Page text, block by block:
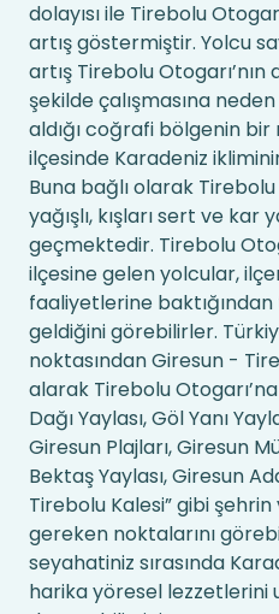
dolayısı ile Tirebolu
artış göstermiştir. Yolcu
artış Tirebolu
şekilde çalışmasına
aldığı coğrafi bölgenin
ilçesinde Karadeniz
Buna bağlı olarak Tirebolu
yağışlı, kışları sert ve kar
geçmektedir. Tirebolu
ilçesine gelen yolcular,
faaliyetlerine
geldiğini görebilirler.
noktasından Giresun -
alarak Tirebolu Otogarı’na
Dağı Yaylası, Göl Yanı
Giresun Plajları, Giresun
Bektaş Yaylası, Giresun
Tirebolu Kalesi” gibi
gereken noktalarını
seyahatiniz sırasında
harika yöresel lezzetlerini